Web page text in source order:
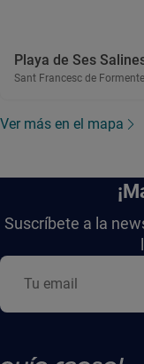
Playa de Ses
Sant Francesc de
Ver más en el mapa
Suscríbete a la